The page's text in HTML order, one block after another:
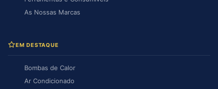
As Nossas Marcas
EM DESTAQUE
Bombas de Calor
Ar Condicionado